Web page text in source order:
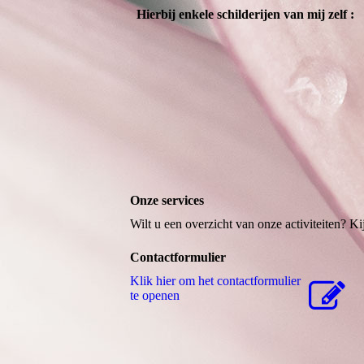
Hierbij enkele schilderijen van mij zelf :
Onze services
Wilt u een overzicht van onze activiteiten?
Contactformulier
Klik hier om het contactformulier
te openen